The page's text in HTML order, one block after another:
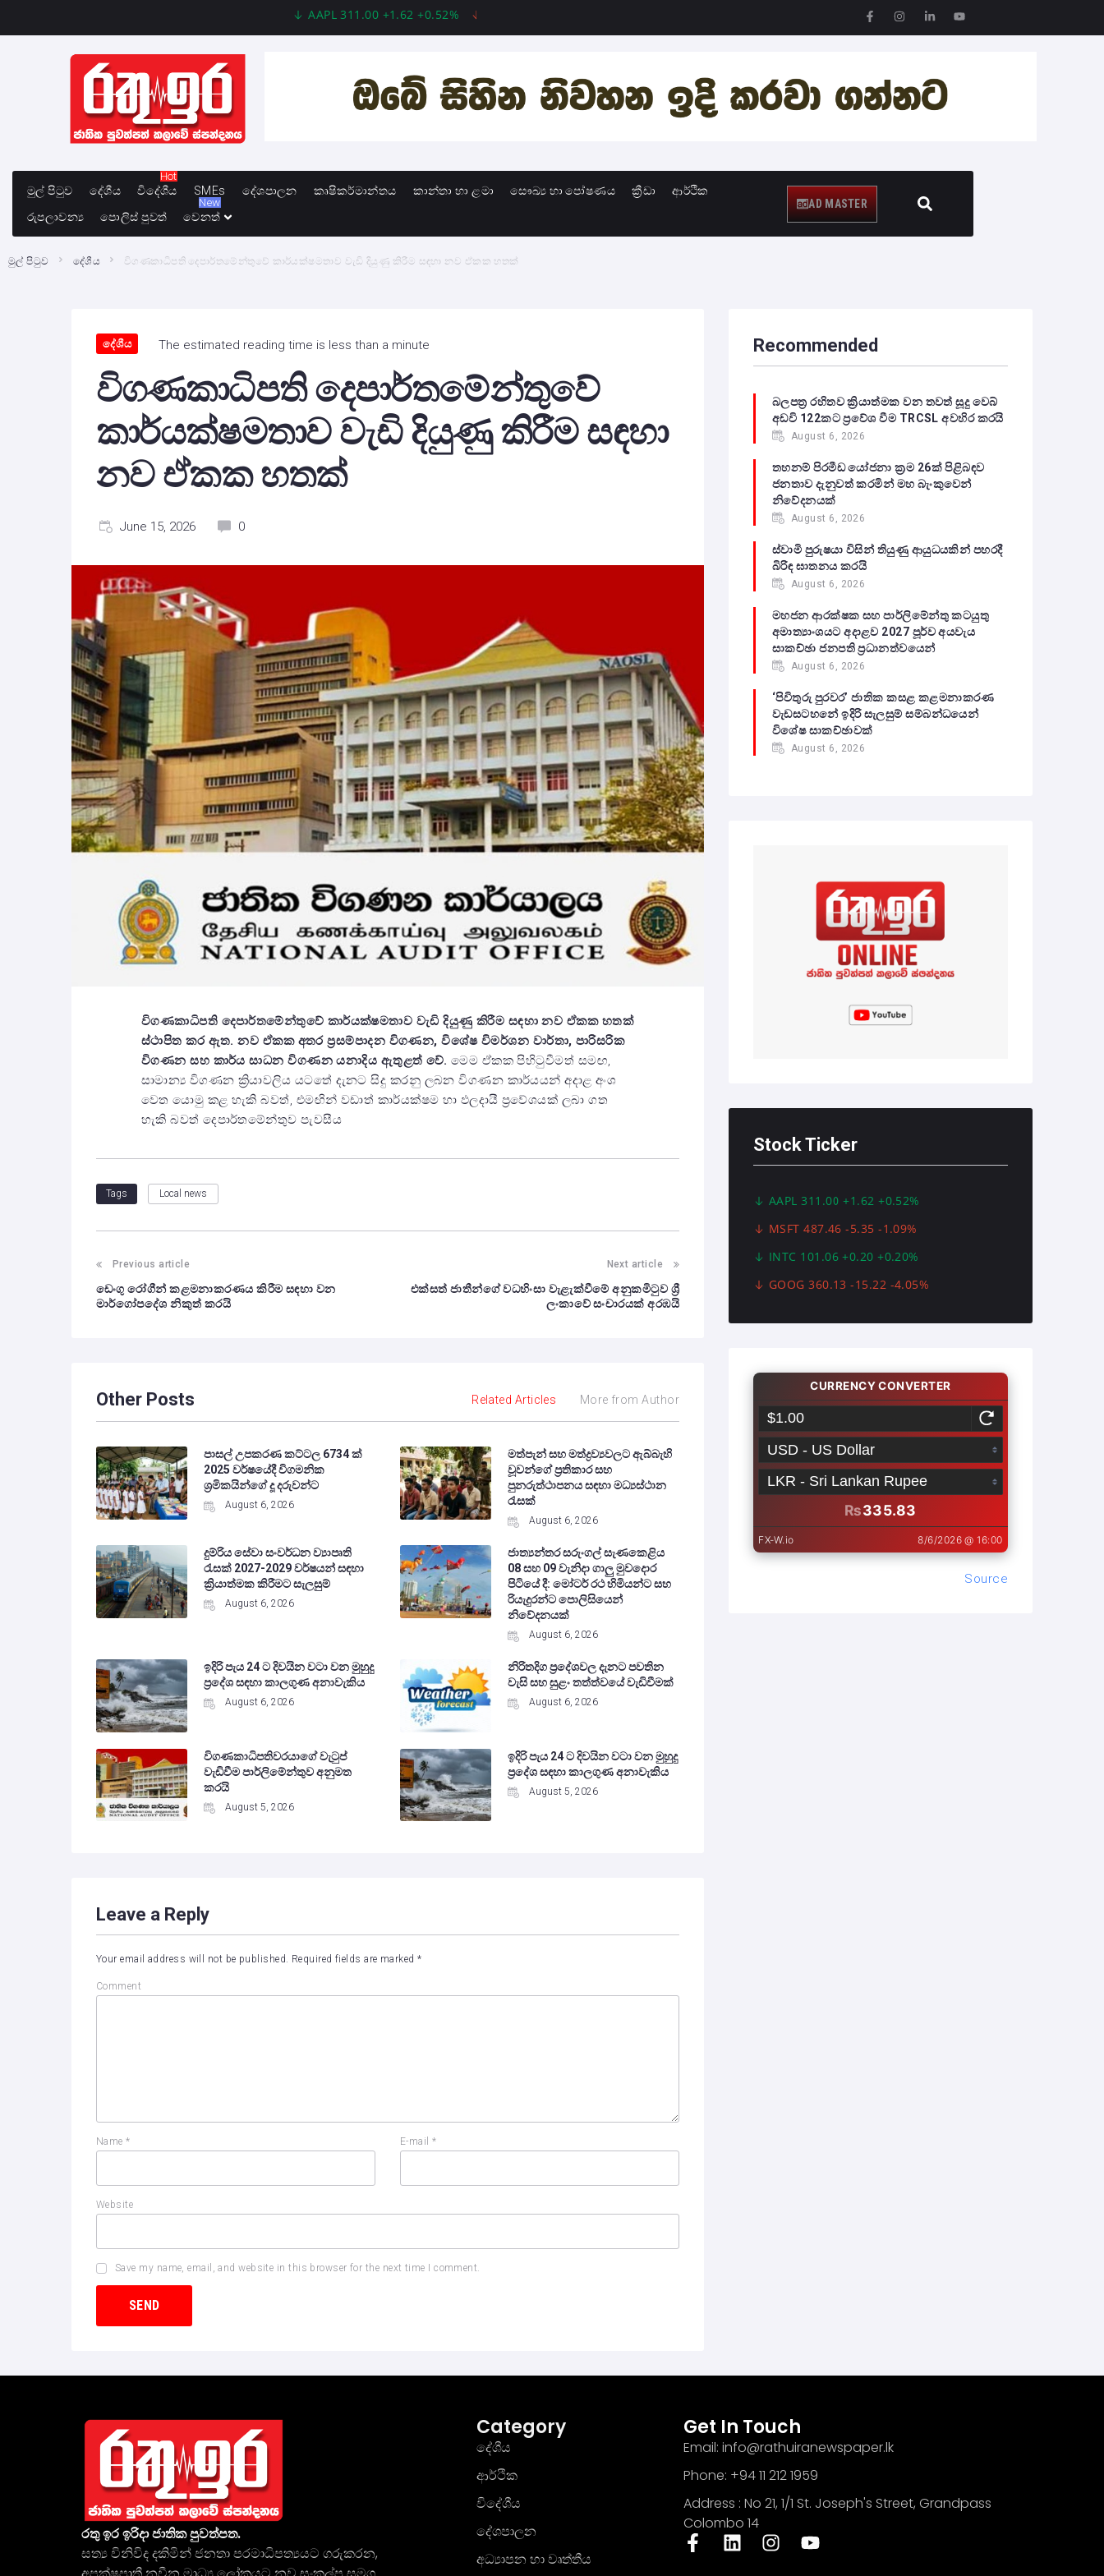
AAPL 311.00 +1.62 +0.52% MSFT 487.46 -5.35 -1.09% GOOG 360.13 -15.22 -4.05%
මුල් පිටුව දේශීය විදේශීය
Hot
SMEs
දේශපාලන කෘෂිකර්මාන්තය කාන්තා හා ළමා සෞඛ්‍ය හා පෝෂණය ක්‍රීඩා
ආර්ථික
රුපලාවන්‍ය
පොලිස් පුවත් වෙනත්
New AD MASTER
මුල් පිටුව දේශීය විගණකාධිපති දෙපාර්තමේන්තුවේ කාර්යක්ෂමතාව වැඩි දියුණු කිරීම සඳහා නව ඒකක හතක්
දේශීය The estimated reading time is less than a minute
විගණකාධිපති දෙපාර්තමේන්තුවේ
කාර්යක්ෂමතාව වැඩි දියුණු කිරීම සඳහා
නව ඒකක හතක්
June 15, 2026 0
විගණකාධිපති දෙපාර්තමේන්තුවේ කාර්යක්ෂමතාව වැඩි දියුණු කිරීම සඳහා නව ඒකක හතක්
ස්ථාපිත කර ඇත. නව ඒකක අතර ප්‍රසම්පාදන විගණන,විශේෂ විමර්ශන වාර්තා, පාරිසරික
විගණන සහ කාර්ය සාධන විගණන යනාදිය ඇතුළත් වේ. මෙම ඒකක පිහිටුවීමත් සමඟ,
සාමාන්‍ය විගණන ක්‍රියාවලිය යටතේ දැනට සිදු කරනු ලබන විගණන කාර්යයන් අදාළ අංශ
වෙත යොමු කළ හැකි බවත්, එමඟින් වඩාත් කාර්යක්ෂම හා ඵලදායී ප්‍රවේශයක් ලබා ගත
හැකි බවත් දෙපාර්තමේන්තුව පැවසීය
Tags Local news
Previous article
ඩෙංගු රෝගීන් කළමනාකරණය කිරීම සඳහා වන
මාර්ගෝපදේශ නිකුත් කරයි
Next article
එක්සත් ජාතීන්ගේ වධහිංසා වැළැක්වීමේ අනුකමිටුව ශ්‍රී
ලංකාවේ සංචාරයක් අරඹයි
Other Posts Related Articles More from Author
පාසල් උපකරණ කට්ටල 6734 ක්
2025 වර්ෂයේදී විගමනික
ශ්‍රමිකයින්ගේ දූ දරුවන්ට
August 6, 2026
මත්පැන් සහ මත්ද්‍රව්‍යවලට ඇබ්බැහි
වූවන්ගේ ප්‍රතිකාර සහ
පුනරුත්ථාපනය සඳහා මධ්‍යස්ථාන
රැසක්
August 6, 2026
දුම්රිය සේවා සංවර්ධන ව්‍යාපෘති
රැසක් 2027-2029 වර්ෂයන් සඳහා
ක්‍රියාත්මක කිරීමට සැලසුම්
August 6, 2026
ජාත්‍යන්තර සරුංගල් සැණකෙළිය
08 සහ 09 වැනිදා ගාලු මුවදොර
පිටියේ දී: මෝටර් රථ හිමියන්ට සහ
රියැදුරන්ට පොලිසියෙන්
නිවේදනයක්
August 6, 2026
ඉදිරි පැය 24 ට දිවයින වටා වන මුහුදු
ප්‍රදේශ සඳහා කාලගුණ අනාවැකිය
August 6, 2026
නිරිතදිග ප්‍රදේශවල දැනට පවතින
වැසි සහ සුළං තත්ත්වයේ වැඩිවීමක්
August 6, 2026
විගණකාධිපතිවරයාගේ වැටුප්
වැඩිවීම පාර්ලිමේන්තුව අනුමත
කරයි
August 5, 2026
ඉදිරි පැය 24 ට දිවයින වටා වන මුහුදු
ප්‍රදේශ සඳහා කාලගුණ අනාවැකිය
August 5, 2026
Leave a Reply
Your email address will not be published. Required fields are marked*
Comment
Name* E-mail*
Website
Save my name, email, and website in this browser for the next time I comment.
Recommended
බලපත්‍ර රහිතව ක්‍රියාත්මක වන තවත් සූදු වෙබ්
අඩවි 122කට ප්‍රවේශ වීම TRCSL අවහිර කරයි
August 6, 2026
තහනම් පිරමීඩ යෝජනා ක්‍රම 26ක් පිළිබඳව
ජනතාව දැනුවත් කරමින් මහ බැංකුවෙන්
නිවේදනයක්
August 6, 2026
ස්වාමි පුරුෂයා විසින් තියුණු ආයුධයකින් පහරදී
බිරිඳ ඝාතනය කරයි
August 6, 2026
මහජන ආරක්ෂක සහ පාර්ලිමේන්තු කටයුතු
අමාත්‍යාංශයට අදාළව 2027 පූර්ව අයවැය
සාකච්ඡා ජනපති ප්‍රධානත්වයෙන්
August 6, 2026
‘පිවිතුරු පුරවර’ ජාතික කසළ කළමනාකරණ
වැඩසටහනේ ඉදිරි සැලසුම් සම්බන්ධයෙන්
විශේෂ සාකච්ඡාවක්
August 6, 2026
Stock Ticker
AAPL 311.00 +1.62 +0.52%
MSFT 487.46 -5.35 -1.09%
INTC 101.06 +0.20 +0.20%
GOOG 360.13 -15.22 -4.05%
Source
රතු ඉර ඉරිදා ජාතික පුවත්පත.
සත්‍ය විනිවිද දකිමින් ජනතා පරමාධිපත්‍යයට ගරුකරන,
Get In Touch
Email: info@rathuiranewspaper.lk
Phone: +94 11 212 1959
Address : No 21, 1/1 St. Joseph's Street, Grandpass
Colombo 14
Category
දේශීය
ආර්ථික
විදේශීය
දේශපාලන
අධ්‍යාපන හා වෘත්තීය